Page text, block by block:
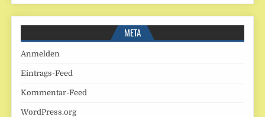
META
Anmelden
Eintrags-Feed
Kommentar-Feed
WordPress.org